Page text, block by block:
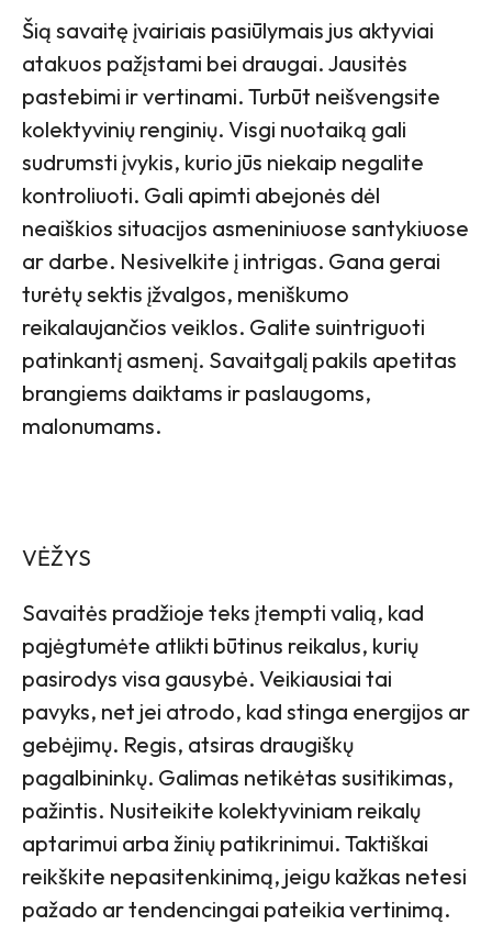
Šią savaitę įvairiais pasiūlymais jus aktyviai
atakuos pažįstami bei draugai. Jausitės
pastebimi ir vertinami. Turbūt neišvengsite
kolektyvinių renginių. Visgi nuotaiką gali
sudrumsti įvykis, kurio jūs niekaip negalite
kontroliuoti. Gali apimti abejonės dėl
neaiškios situacijos asmeniniuose santykiuose
ar darbe. Nesivelkite į intrigas. Gana gerai
turėtų sektis įžvalgos, meniškumo
reikalaujančios veiklos. Galite suintriguoti
patinkantį asmenį. Savaitgalį pakils apetitas
brangiems daiktams ir paslaugoms,
malonumams.
VĖŽYS
Savaitės pradžioje teks įtempti valią, kad
pajėgtumėte atlikti būtinus reikalus, kurių
pasirodys visa gausybė. Veikiausiai tai
pavyks, net jei atrodo, kad stinga energijos ar
gebėjimų. Regis, atsiras draugiškų
pagalbininkų. Galimas netikėtas susitikimas,
pažintis. Nusiteikite kolektyviniam reikalų
aptarimui arba žinių patikrinimui. Taktiškai
reikškite nepasitenkinimą, jeigu kažkas netesi
pažado ar tendencingai pateikia vertinimą.